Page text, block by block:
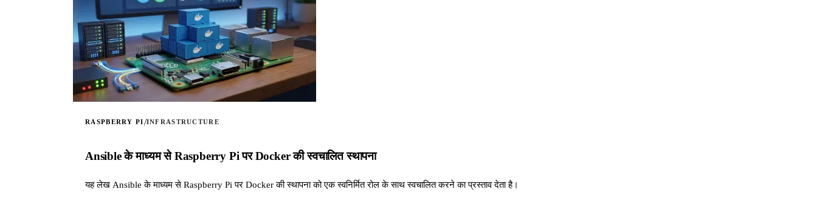
RASPBERRY PI/INFRASTRUCTURE
Ansible के माध्यम से Raspberry Pi पर Docker की स्वचालित स्थापना
यह लेख Ansible के माध्यम से Raspberry Pi पर Docker की स्थापना को एक स्वनिर्मित रोल के साथ स्वचालित करने का प्रस्ताव देता है।